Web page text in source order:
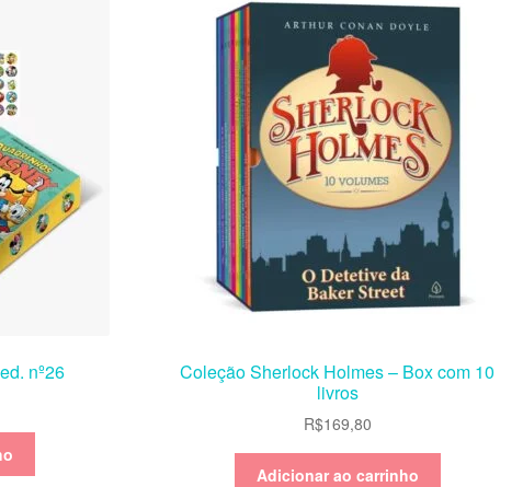
nº26
Coleção Sherlock Holmes – Box com 10
livros
R$169,80
Adicionar ao carrinho